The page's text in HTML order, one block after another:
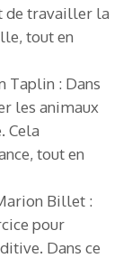
de travailler la
tout en
Taplin : Dans
les animaux
Cela
tout en
Billet :
pour
Dans ce